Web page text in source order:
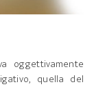
oggettivamente
quella del